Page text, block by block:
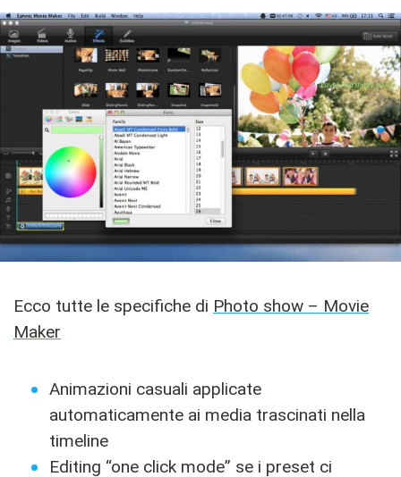
Ecco tutte le specifiche di Photo show – Movie
Maker
Animazioni casuali applicate
automaticamente ai media trascinati nella
timeline
Editing “one click mode” se i preset ci